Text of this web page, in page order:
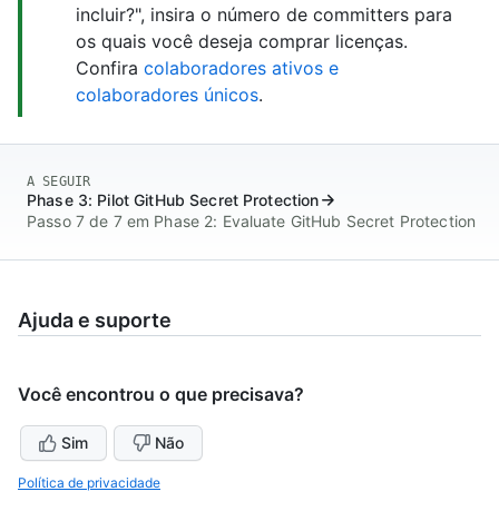
incluir?", insira o número de committers para
os quais você deseja comprar licenças.
Confira colaboradores ativos e
colaboradores únicos.
A SEGUIR
Phase 3: Pilot GitHub Secret Protection
Passo 7 de 7 em Phase 2: Evaluate GitHub Secret Protection
Ajuda e suporte
Você encontrou o que precisava?
Sim Não
Política de privacidade